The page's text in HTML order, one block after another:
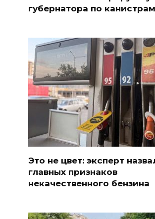
губернатора по канистрам
Это не цвет: эксперт
главных признаков
некачественного бензина